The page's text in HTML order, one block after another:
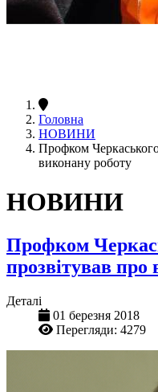
Головна
НОВИНИ
Профком
виконану роботу
НОВИНИ
Профком
прозвітував про
Деталі
01 березня 2018
Перегляди: 4279